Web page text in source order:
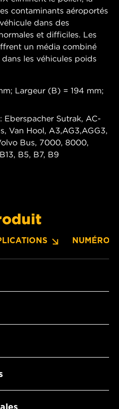
contaminants aéroportés
dans des
et difficiles. Les
un média combiné
les véhicules poids
Largeur (B) = 194 mm;
Sutrak, AC-
Van Hool, A3,AG3,AGG3,
Bus, 7000, 8000,
B5, B7, B9
NUMÉROS